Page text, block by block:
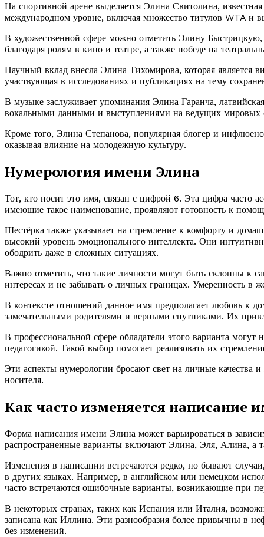
На спортивной арене выделяется Элина Свитолина,
международном уровне, включая множество титулов WTA и
В художественной сфере можно отметить Элину Быстрицкую,
благодаря ролям в кино и театре, а также победе на
Научный вклад внесла Элина Тихомирова, которая является
участвующая в исследованиях и публикациях на тему
В музыке заслуживает упоминания Элина Гаранча,
вокальными данными и выступлениями на ведущих мировых
Кроме того, Элина Степанова, популярная блогер и
оказывая влияние на молодежную культуру.
Нумерология имени Элина
Тот, кто носит это имя, связан с цифрой 6. Эта цифра часто
имеющие такое наименование, проявляют готовность к
Шестёрка также указывает на стремление к комфорту и
высокий уровень эмоционального интеллекта. Они
ободрить даже в сложных ситуациях.
Важно отметить, что такие личности могут быть склонны к
интересах и не забывать о личных границах. Умеренность в
В контексте отношений данное имя предполагает любовь к
замечательными родителями и верными спутниками. Их
В профессиональной сфере обладатели этого варианта
педагогикой. Такой выбор помогает реализовать их
Эти аспекты нумерологии бросают свет на личные качества
носителя.
Как часто изменяется написание
Форма написания имени Элина может варьироваться в
распространенные варианты включают Элина, Эля, Алина, а
Изменения в написании встречаются редко, но бывают
в других языках. Например, в английском или немецком
часто встречаются ошибочные варианты, возникающие при
В некоторых странах, таких как Испания или Италия,
записана как Иллина. Эти разнообразия более привычны в
без изменений.